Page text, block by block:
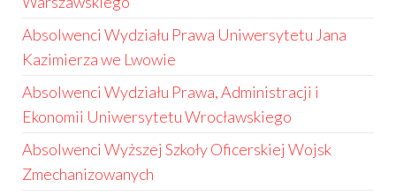
Absolwenci Wydziału Prawa Uniwersytetu Jana
Kazimierza we Lwowie
Absolwenci Wydziału Prawa, Administracji i
Ekonomii Uniwersytetu Wrocławskiego
Absolwenci Wyższej Szkoły Oficerskiej Wojsk
Zmechanizowanych